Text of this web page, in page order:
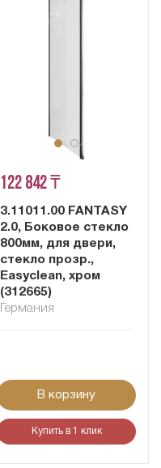
122 842 ₸
3.11011.00 FANTASY
2.0, Боковое стекло
800мм, для двери,
стекло прозр.,
Easyclean, хром
(312665)
Германия
В корзину
Купить в 1 клик